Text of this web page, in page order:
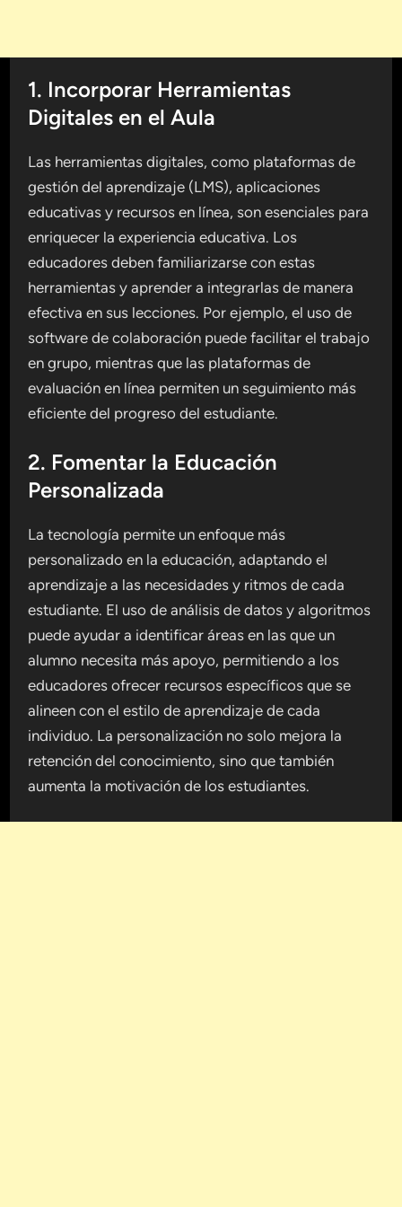
1. Incorporar Herramientas
Digitales en el Aula
Las herramientas digitales, como plataformas de
gestión del aprendizaje (LMS), aplicaciones
educativas y recursos en línea, son esenciales para
enriquecer la experiencia educativa. Los
educadores deben familiarizarse con estas
herramientas y aprender a integrarlas de manera
efectiva en sus lecciones. Por ejemplo, el uso de
software de colaboración puede facilitar el trabajo
en grupo, mientras que las plataformas de
evaluación en línea permiten un seguimiento más
eficiente del progreso del estudiante.
2. Fomentar la Educación
Personalizada
La tecnología permite un enfoque más
personalizado en la educación, adaptando el
aprendizaje a las necesidades y ritmos de cada
estudiante. El uso de análisis de datos y algoritmos
puede ayudar a identificar áreas en las que un
alumno necesita más apoyo, permitiendo a los
educadores ofrecer recursos específicos que se
alineen con el estilo de aprendizaje de cada
individuo. La personalización no solo mejora la
retención del conocimiento, sino que también
aumenta la motivación de los estudiantes.